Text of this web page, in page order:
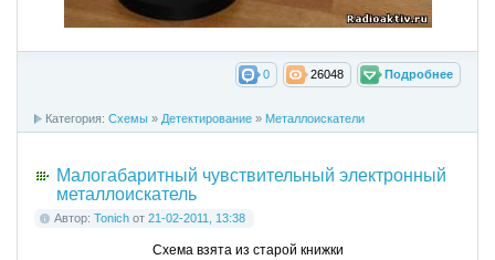
Подробнее
26048
0
Категория: Схемы » Детектирование » Металлоискатели
Малогабаритный чувствительный электронный
металлоискатель
Автор: Tonich от 21-02-2011, 13:38
Схема взята из старой книжки